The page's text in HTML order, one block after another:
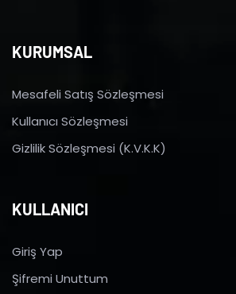
KURUMSAL
Mesafeli Satış Sözleşmesi
Kullanıcı Sözleşmesi
Gizlilik Sözleşmesi (K.V.K.K)
KULLANICI
Giriş Yap
Şifremi Unuttum